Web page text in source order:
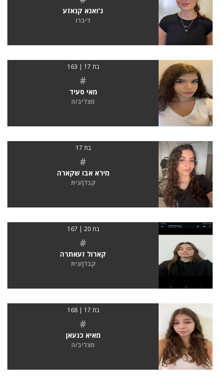
ג'ואנא קנאזע
ליברו
בת 17 | 163
#
מאי סעיד
מצליב/ה
בת 17
#
מירא אבו שקארה
קבלן/נית
בת 20 | 167
#
קארול זעאתרה
קבלן/נית
בת 17 | 168
#
מאיא כנעאן
מצליב/ה